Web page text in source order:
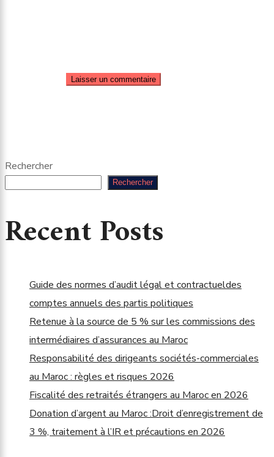
Rechercher
Rechercher
Recent Posts
Guide des normes d’audit légal et contractueldes
comptes annuels des partis politiques
Retenue à la source de 5 % sur les commissions des
intermédiaires d’assurances au Maroc
Responsabilité des dirigeants sociétés-commerciales
au Maroc : règles et risques 2026
Fiscalité des retraités étrangers au Maroc en 2026
Donation d’argent au Maroc :Droit d’enregistrement de
3 %, traitement à l’IR et précautions en 2026